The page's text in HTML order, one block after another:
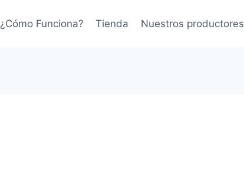
¿Cómo Funciona? Tienda Nuestros productores